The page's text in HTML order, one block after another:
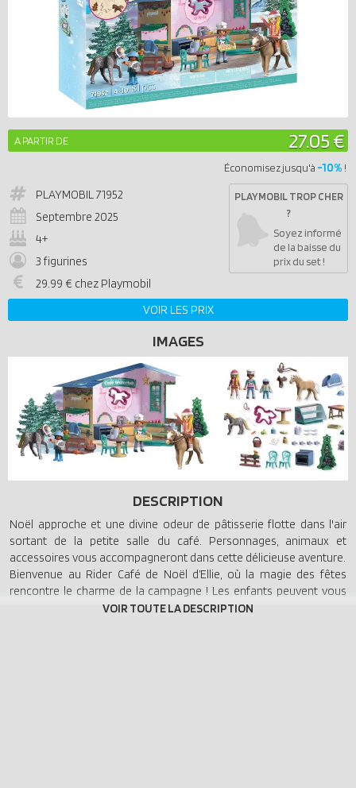
A PARTIR DE 27.05 €
Économisez jusqu'à -10% !
PLAYMOBIL71952
Septembre 2025
4+
3 figurines
29.99 € chez Playmobil
PLAYMOBIL TROP CHER
?
Soyez informé
de la baisse du
prix du set !
VOIR LES PRIX
IMAGES
DESCRIPTION
Noël approche et une divine odeur de pâtisserie flotte dans l'air
sortant de la petite salle du café. Personnages, animaux et
accessoires vous accompagneront dans cette délicieuse aventure.
Bienvenue au Rider Café de Noël d’Ellie, où la magie des fêtes
rencontre le charme de la campagne ! Les enfants peuvent vous
aider à préparer de délicieuses gourmandises à l’aide de l’emporte-